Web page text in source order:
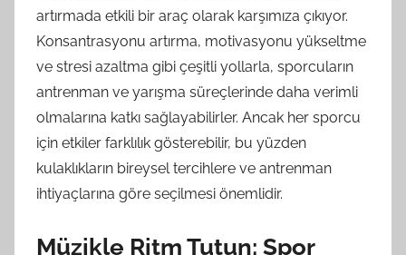
artırmada etkili bir araç olarak karşımıza çıkıyor.
Konsantrasyonu artırma, motivasyonu yükseltme
ve stresi azaltma gibi çeşitli yollarla, sporcuların
antrenman ve yarışma süreçlerinde daha verimli
olmalarına katkı sağlayabilirler. Ancak her sporcu
için etkiler farklılık gösterebilir, bu yüzden
kulaklıkların bireysel tercihlere ve antrenman
ihtiyaçlarına göre seçilmesi önemlidir.
Müzikle Ritm Tutun: Spor